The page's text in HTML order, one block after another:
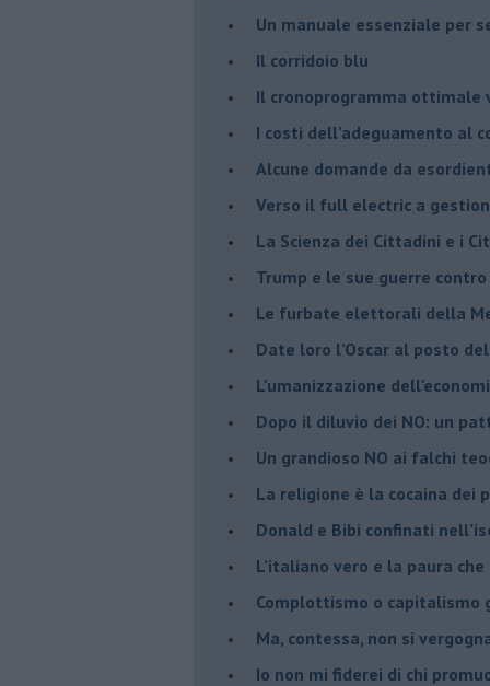
Un manuale essenziale per
Il corridoio blu
​Il cronoprogramma
​I costi dell’adeguamento al
Alcune domande da
Verso il full electric a
​La Scienza dei Cittadini e i
Trump e le sue guerre
​Le furbate elettorali della
​Date loro l’Oscar al posto
L'umanizzazione
​Dopo il diluvio dei NO: un
​Un grandioso NO ai falchi
La religione è la cocaina dei
Donald e Bibi confinati
L’italiano vero e la paura
​Complottismo o capitalismo
​Ma, contessa, non si
​Io non mi fiderei di chi